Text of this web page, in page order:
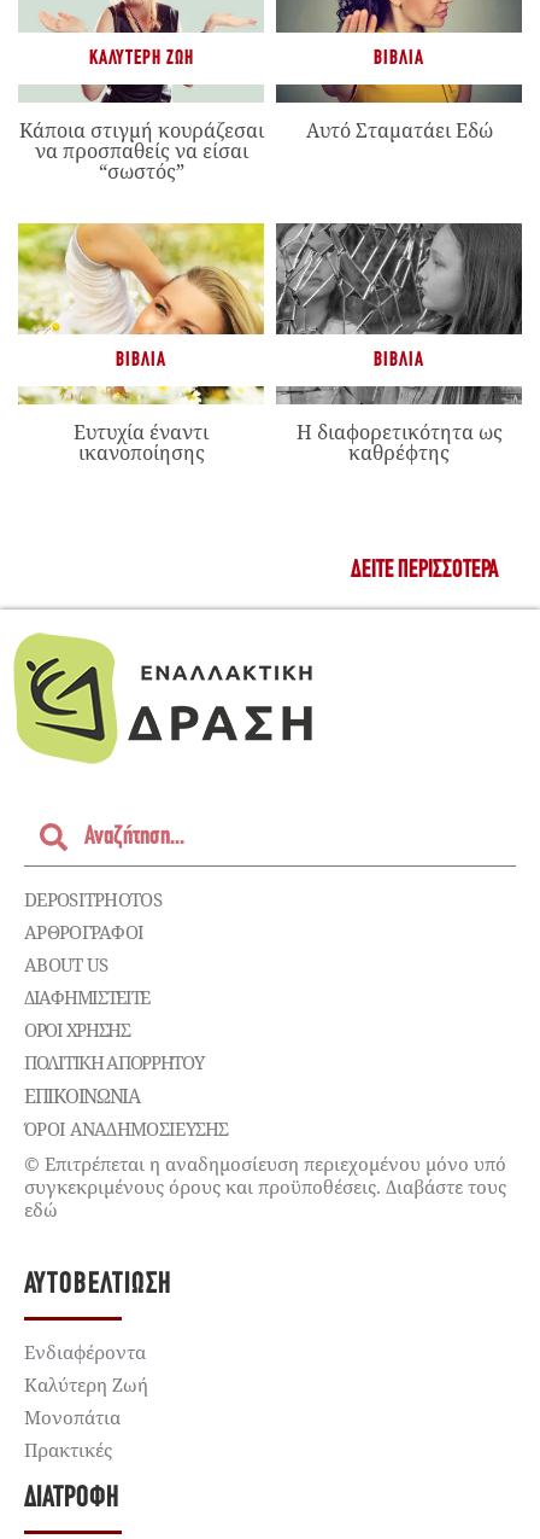
ΚΑΛΎΤΕΡΗ ΖΩΉ
Κάποια στιγμή κουράζεσαι
να προσπαθείς να είσαι
“σωστός”
ΒΙΒΛΊΑ
Αυτό Σταματάει Εδώ
ΒΙΒΛΊΑ
Ευτυχία έναντι
ικανοποίησης
ΒΙΒΛΊΑ
Η διαφορετικότητα ως
καθρέφτης
ΔΕΊΤΕ ΠΕΡΙΣΣΌΤΕΡΑ
DEPOSITPHOTOS
ΑΡΘΡΟΓΡΑΦΟΙ
ABOUT US
ΔΙΑΦΗΜΙΣΤΕΊΤΕ
ΌΡΟΙ ΧΡΉΣΗΣ
ΠΟΛΙΤΙΚΉ ΑΠΟΡΡΉΤΟΥ
ΕΠΙΚΟΙΝΩΝΊΑ
ΌΡΟΙ ΑΝΑΔΗΜΟΣΙΕΥΣΗΣ
© Επιτρέπεται η αναδημοσίευση περιεχομένου μόνο υπό
συγκεκριμένους όρους και προϋποθέσεις. Διαβάστε τους
εδώ
ΑΥΤΟΒΕΛΤΊΩΣΗ
Ενδιαφέροντα
Καλύτερη Ζωή
Μονοπάτια
Πρακτικές
ΔΙΑΤΡΟΦΉ